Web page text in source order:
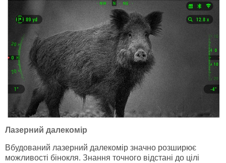
Лазерний далекомір
Вбудований лазерний далекомір значно розширює
можливості бінокля. Знання точного відстані до цілі